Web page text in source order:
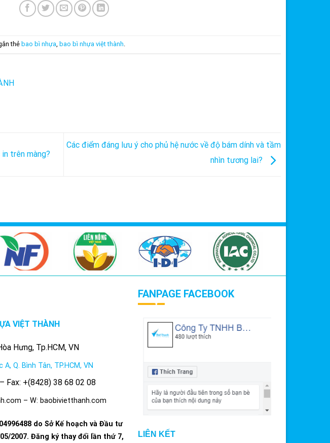
thẻ bao bì nhựa, bao bì nhựa việt thành.
trên màng?
Các điểm đáng lưu ý cho phủ hệ nước về độ bám dính và tầm
nhìn tương lai?
VIỆT THÀNH
Hưng, Tp.HCM, VN
Q. Bình Tân, TP.HCM, VN
Fax: +(8428) 38 68 02 08
– W: baobivietthanh.com
do Sở Kế hoạch và Đầu tư
2007. Đăng ký thay đổi lần thứ 7,
FANPAGE FACEBOOK
LIÊN KẾT